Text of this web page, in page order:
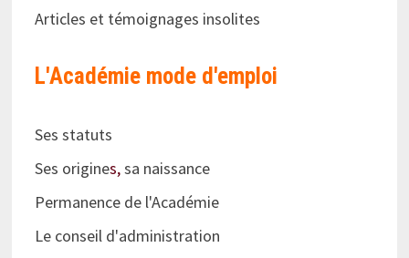
Articles et témoignages insolites
L'Académie mode d'emploi
Ses statuts
Ses origines,sa naissance
Permanence de l'Académie
Le conseil d'administration